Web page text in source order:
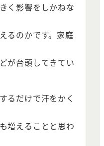
く影響をしかねな
るのかです。家庭
が台頭してきてい
るだけで汗をかく
増えることと思わ